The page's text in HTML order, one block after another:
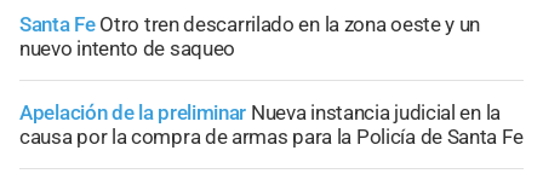
Santa Fe Otro tren descarrilado en la zona oeste y un
nuevo intento de saqueo
Apelación de la preliminar Nueva instancia judicial en la
causa por la compra de armas para la Policía de Santa Fe